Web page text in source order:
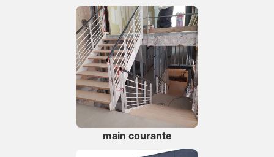
main courante